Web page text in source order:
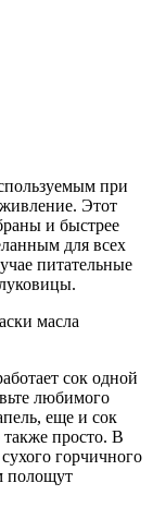
при
Этот
и быстрее
для всех
питательные
масла
сок одной
любимого
еще и сок
просто. В
горчичного
полощут